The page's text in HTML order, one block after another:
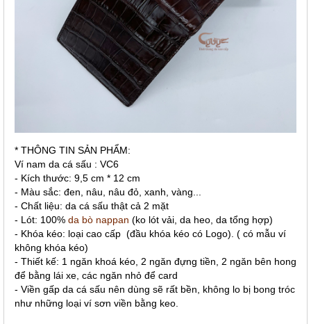
* THÔNG TIN SẢN PHẨM:
Ví nam da cá sấu : VC6
- Kích thước: 9,5 cm * 12 cm
- Màu sắc: đen, nâu, nâu đỏ, xanh, vàng...
- Chất liệu: da cá sấu thật cả 2 mặt
- Lót: 100% da bò nappan (ko lót vải, da heo, da tổng hợp)
- Khóa kéo: loại cao cấp (đầu khóa kéo có Logo). ( có mẫu ví
không khóa kéo)
- Thiết kế: 1 ngăn khoá kéo, 2 ngăn đựng tiền, 2 ngăn bên hong
để bằng lái xe, các ngăn nhỏ để card
- Viền gấp da cá sấu nên dùng sẽ rất bền, không lo bị bong tróc
như những loại ví sơn viền bằng keo.